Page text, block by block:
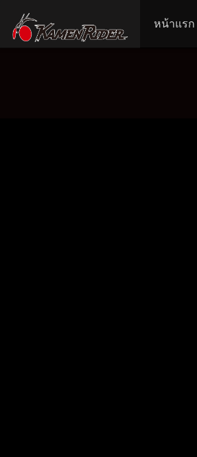
หน้าแรก